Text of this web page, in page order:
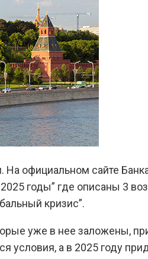
официальном сайте
годы” где описаны 3
кризис”.
уже в нее заложены,
а в 2025 году